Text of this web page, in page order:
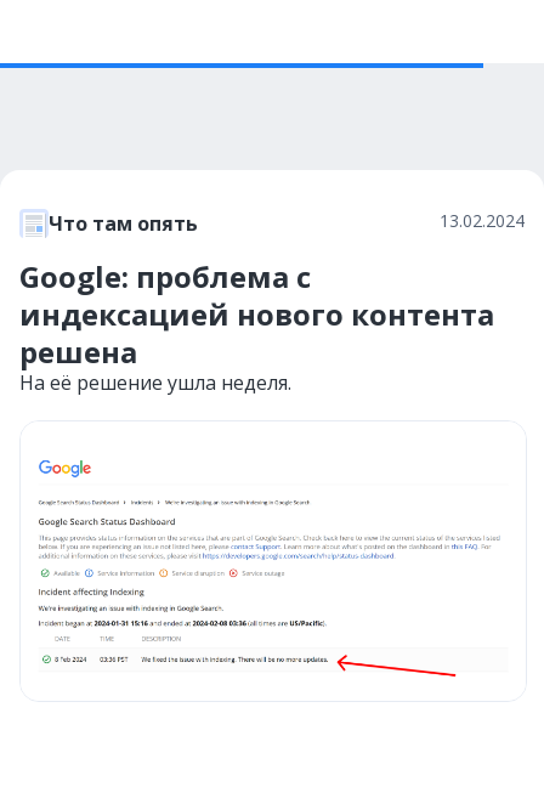
Что там опять 13.02.2024
Google: проблема с
индексацией нового контента
решена
На её решение ушла неделя.